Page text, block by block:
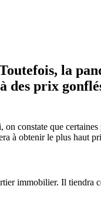
la
prix
constate que
à obtenir le plus haut
immobilier. Il tiendra